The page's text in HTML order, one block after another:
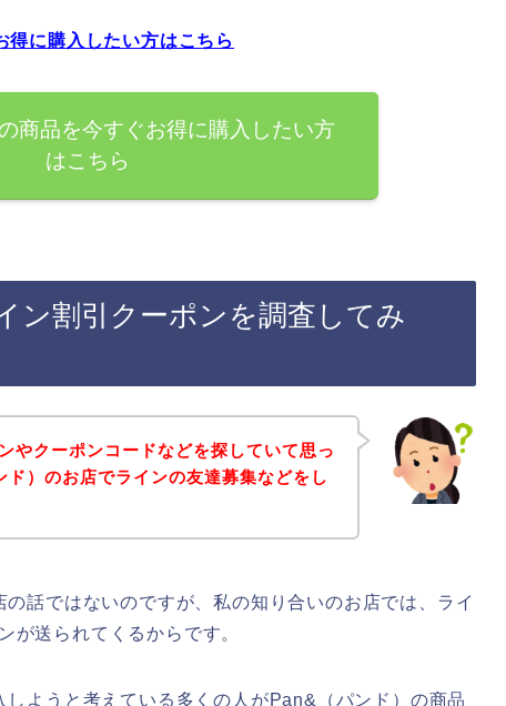
に購入したい方はこちら
商品を今すぐお得に購入したい方
はこちら
ン割引クーポンを調査してみ
やクーポンコードなどを探していて思っ
）のお店でラインの友達募集などをし
話ではないのですが、私の知り合いのお店では、ライ
が送られてくるからです。
ようと考えている多くの人がPan&（パンド）の商品